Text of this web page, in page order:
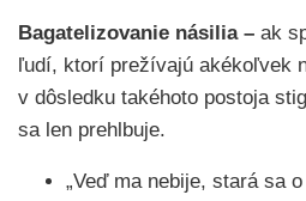
Bagatelizovanie násilia – ak
ľudí, ktorí prežívajú akékoľvek
v dôsledku takéhoto postoja
sa len prehlbuje.
„Veď ma nebije, stará sa o